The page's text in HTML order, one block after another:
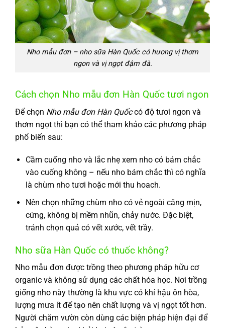
Nho mẫu đơn – nho sữa Hàn Quốc có hương vị thơm
ngon và vị ngọt đậm đà.
Cách chọn Nho mẫu đơn Hàn Quốc tươi ngon
Để chọn Nho mẫu đơn Hàn Quốccó độ tươi ngon và
thơm ngọt thì bạn có thể tham khảo các phương pháp
phổ biến sau:
Cầm cuống nho và lắc nhẹ xem nho có bám chắc
vào cuống không – nếu nho bám chắc thì có nghĩa
là chùm nho tươi hoặc mới thu hoach.
Nên chọn những chùm nho có vẻ ngoài căng mịn,
cứng, không bị mềm nhũn, chảy nước. Đặc biệt,
tránh chọn quả có vết xước, vết trầy.
Nho sữa Hàn Quốc có thuốc không?
Nho mẫu đơn được trồng theo phương pháp hữu cơ
organic và không sử dụng các chất hóa học. Nơi trồng
giống nho này thường là khu vực có khí hậu ôn hòa,
lượng mưa ít để tạo nên chất lượng và vị ngọt tốt hơn.
Người chăm vườn còn dùng các biện pháp hiện đại để